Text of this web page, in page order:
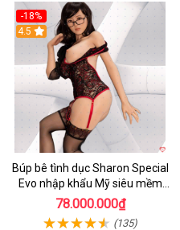
-18%
4.5
Búp bê tình dục Sharon Special
Evo nhập khẩu Mỹ siêu mềm
mại cao cấp
78.000.000₫
(135)